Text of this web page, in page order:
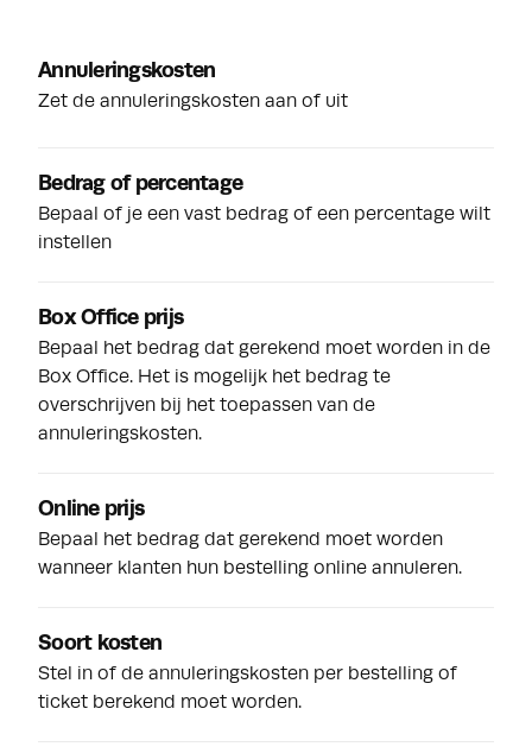
Annuleringskosten
Zet de annuleringskosten aan of uit
Bedrag of percentage
Bepaal of je een vast bedrag of een percentage wilt
instellen
Box Office prijs
Bepaal het bedrag dat gerekend moet worden in de
Box Office. Het is mogelijk het bedrag te
overschrijven bij het toepassen van de
annuleringskosten.
Online prijs
Bepaal het bedrag dat gerekend moet worden
wanneer klanten hun bestelling online annuleren.
Soort kosten
Stel in of de annuleringskosten per bestelling of
ticket berekend moet worden.